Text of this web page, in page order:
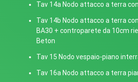
Tav 14a Nodo attacco a terra
Tav 14b Nodo attacco a terra
BA30 + controparete da 10cm
Beton
Tav 15 Nodo vespaio-piano
Tav 16a Nodo attacco a terra